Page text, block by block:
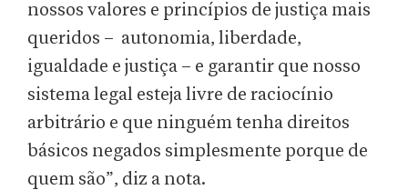
nossos valores e princípios de justiça mais
queridos – autonomia, liberdade,
igualdade e justiça – e garantir que nosso
sistema legal esteja livre de raciocínio
arbitrário e que ninguém tenha direitos
básicos negados simplesmente porque de
quem são”, diz a nota.